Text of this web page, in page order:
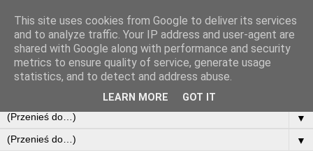
▼
▼
This site uses cookies from Google to deliver its services
and to analyze traffic. Your IP address and user-agent are
shared with Google along with performance and security
metrics to ensure quality of service, generate usage
statistics, and to detect and address abuse.
LEARN MORE GOT IT